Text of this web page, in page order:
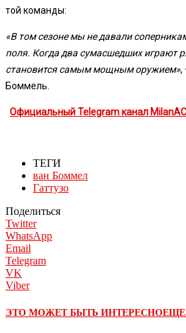
той команды:
«В том сезоне мы не давали
поля. Когда два сумасшедших играют
становится самым мощным оружием»,
Боммель.
Официальный Telegram канал MilanAC
ТЕГИ
ван Боммел
Гаттузо
Поделиться
Twitter
WhatsApp
Email
Telegram
VK
Viber
ЭТО МОЖЕТ БЫТЬ ИНТЕРЕСНОЕЩЕ